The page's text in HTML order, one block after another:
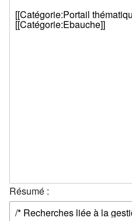
Résumé :